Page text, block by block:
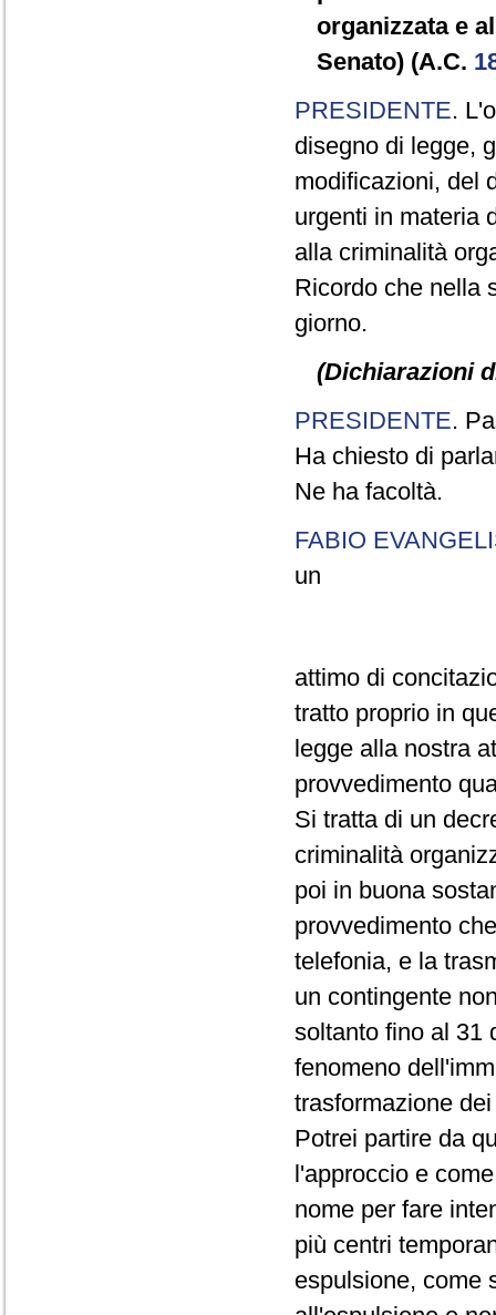
organizzata e
Senato) (A.C.
PRESIDENTE.
disegno di legge,
modificazioni, del
urgenti in materia
alla criminalità
Ricordo che nella
giorno.
(Dichiarazioni
PRESIDENTE.
Ha chiesto di
Ne ha facoltà.
FABIO
un
attimo di
tratto proprio in
legge alla nostra
provvedimento
Si tratta di un
criminalità
poi in buona
provvedimento
telefonia, e la
un contingente
soltanto fino al 31
fenomeno
trasformazione
Potrei partire da
l'approccio e
nome per fare
più centri
espulsione, come